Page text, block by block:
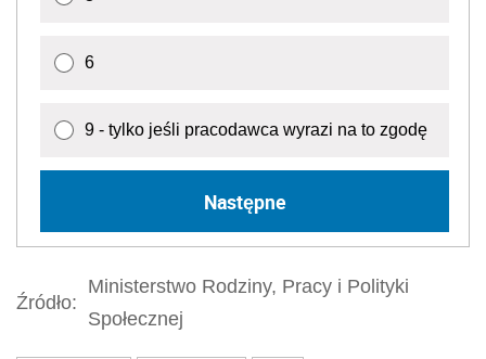
6
9 - tylko jeśli pracodawca wyrazi na to zgodę
Następne
Źródło:
Ministerstwo Rodziny, Pracy i Polityki
Społecznej